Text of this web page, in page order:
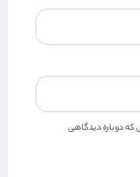
دوباره دیدگاهی